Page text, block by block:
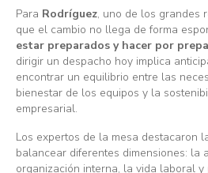
Para Rodríguez, uno de los grandes
que el cambio no llega de forma
estar preparados y hacer por
dirigir un despacho hoy implica
encontrar un equilibrio entre las
bienestar de los equipos y la
empresarial.
Los expertos de la mesa destacaron
balancear diferentes dimensiones: la
organización interna, la vida laboral